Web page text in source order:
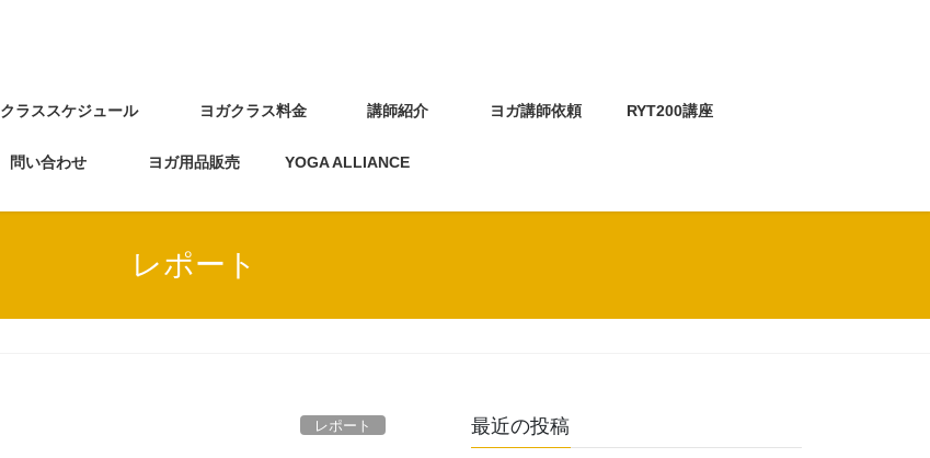
クラススケジュール ヨガクラス料金 講師紹介 ヨガ講師依頼 RYT200講座
問い合わせ ヨガ用品販売 YOGA ALLIANCE
レポート
レポート 最近の投稿